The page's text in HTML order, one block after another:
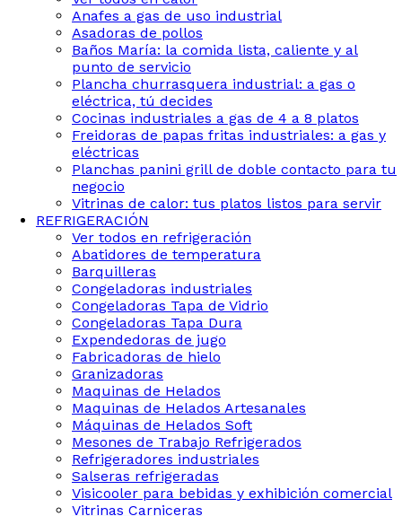
Anafes a gas de uso industrial
Asadoras de pollos
Baños María: la comida lista, caliente y al
punto de servicio
Plancha churrasquera industrial: a gas o
eléctrica, tú decides
Cocinas industriales a gas de 4 a 8 platos
Freidoras de papas fritas industriales: a gas y
eléctricas
Planchas panini grill de doble contacto para tu
negocio
Vitrinas de calor: tus platos listos para servir
REFRIGERACIÓN
Ver todos en refrigeración
Abatidores de temperatura
Barquilleras
Congeladoras industriales
Congeladoras Tapa de Vidrio
Congeladoras Tapa Dura
Expendedoras de jugo
Fabricadoras de hielo
Granizadoras
Maquinas de Helados
Maquinas de Helados Artesanales
Máquinas de Helados Soft
Mesones de Trabajo Refrigerados
Refrigeradores industriales
Salseras refrigeradas
Visicooler para bebidas y exhibición comercial
Vitrinas Carniceras